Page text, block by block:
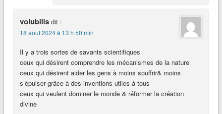
volubilis dit :
18 août 2024 à 13 h 50 min
Il y a trois sortes de savants scientifiques
ceux qui désirent comprendre les mécanismes de la nature
ceux qui désirent aider les gens à moins souffrir& moins
s’épuiser grâce à des inventions utiles à tous
ceux qui veulent dominer le monde & réformer la création
divine